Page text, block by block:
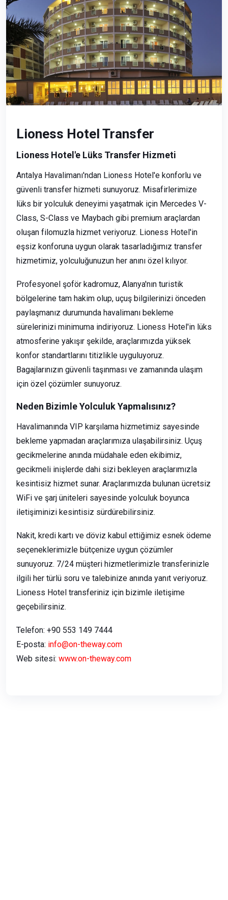
Lioness Hotel Transfer
Lioness Hotel'e Lüks Transfer Hizmeti
Antalya Havalimanı'ndan Lioness Hotel'e konforlu ve
güvenli transfer hizmeti sunuyoruz. Misafirlerimize
lüks bir yolculuk deneyimi yaşatmak için Mercedes V-
Class, S-Class ve Maybach gibi premium araçlardan
oluşan filomuzla hizmet veriyoruz. Lioness Hotel'in
eşsiz konforuna uygun olarak tasarladığımız transfer
hizmetimiz, yolculuğunuzun her anını özel kılıyor.
Profesyonel şoför kadromuz, Alanya'nın turistik
bölgelerine tam hakim olup, uçuş bilgilerinizi önceden
paylaşmanız durumunda havalimanı bekleme
sürelerinizi minimuma indiriyoruz. Lioness Hotel'in lüks
atmosferine yakışır şekilde, araçlarımızda yüksek
konfor standartlarını titizlikle uyguluyoruz.
Bagajlarınızın güvenli taşınması ve zamanında ulaşım
için özel çözümler sunuyoruz.
Neden Bizimle Yolculuk Yapmalısınız?
Havalimanında VIP karşılama hizmetimiz sayesinde
bekleme yapmadan araçlarımıza ulaşabilirsiniz. Uçuş
gecikmelerine anında müdahale eden ekibimiz,
gecikmeli inişlerde dahi sizi bekleyen araçlarımızla
kesintisiz hizmet sunar. Araçlarımızda bulunan ücretsiz
WiFi ve şarj üniteleri sayesinde yolculuk boyunca
iletişiminizi kesintisiz sürdürebilirsiniz.
Nakit, kredi kartı ve döviz kabul ettiğimiz esnek ödeme
seçeneklerimizle bütçenize uygun çözümler
sunuyoruz. 7/24 müşteri hizmetlerimizle transferinizle
ilgili her türlü soru ve talebinize anında yanıt veriyoruz.
Lioness Hotel transferiniz için bizimle iletişime
geçebilirsiniz.
Telefon: +90 553 149 7444
E-posta: info@on-theway.com
Web sitesi: www.on-theway.com